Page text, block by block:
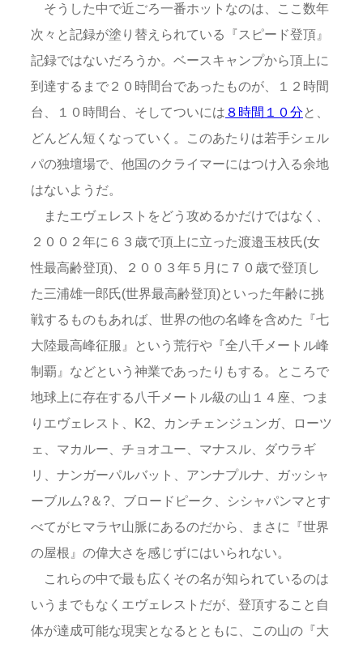
そうした中で近ごろ一番ホットなのは、ここ数年
次々と記録が塗り替えられている『スピード登頂』
記録ではないだろうか。ベースキャンプから頂上に
到達するまで２０時間台であったものが、１２時間
台、１０時間台、そしてついには ８時間１０分 と、
どんどん短くなっていく。このあたりは若手シェル
パの独壇場で、他国のクライマーにはつけ入る余地
はないようだ。
またエヴェレストをどう攻めるかだけではなく、
２００２年に６３歳で頂上に立った渡邉玉枝氏(女
性最高齢登頂)、２００３年５月に７０歳で登頂し
た三浦雄一郎氏(世界最高齢登頂)といった年齢に挑
戦するものもあれば、世界の他の名峰を含めた『七
大陸最高峰征服』という荒行や『全八千メートル峰
制覇』などという神業であったりもする。ところで
地球上に存在する八千メートル級の山１４座、つま
りエヴェレスト、K2、カンチェンジュンガ、ローツ
ェ、マカルー、チョオユー、マナスル、ダウラギ
リ、ナンガーパルバット、アンナプルナ、ガッシャ
ーブルム?＆?、ブロードピーク、シシャパンマとす
べてがヒマラヤ山脈にあるのだから、まさに『世界
の屋根』の偉大さを感じずにはいられない。
これらの中で最も広くその名が知られているのは
いうまでもなくエヴェレストだが、登頂すること自
体が達成可能な現実となるとともに、この山の『大